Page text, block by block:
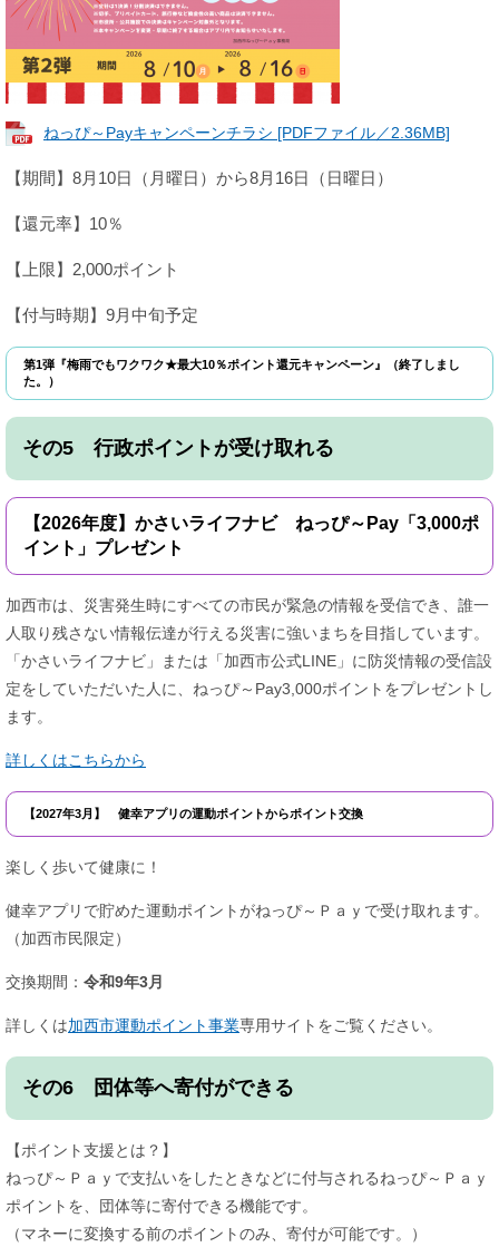
ねっぴ～Payキャンペーンチラシ [PDFファイル／2.36MB]
【期間】8月10日（月曜日）から8月16日（日曜日）
【還元率】10％
【上限】2,000ポイント
【付与時期】9月中旬予定
第1弾『梅雨でもワクワク★最大10％ポイント還元キャンペーン』（終了しまし
た。）
その5 行政ポイントが受け取れる
【2026年度】かさいライフナビ ねっぴ～Pay「3,000ポ
イント」プレゼント
​加西市は、災害発生時にすべての市民が緊急の情報を受信でき、誰一
人取り残さない情報伝達が行える災害に強いまちを目指しています。
「かさいライフナビ」または「加西市公式LINE」に防災情報の受信設
定をしていただいた人に、ねっぴ～Pay3,000ポイントをプレゼントし
ます。​
詳しくはこちらから
【2027年3月】 健幸アプリの運動ポイントからポイント交換
楽しく歩いて健康に！
健幸アプリで貯めた運動ポイントがねっぴ～Ｐａｙで受け取れます。
（加西市民限定）
交換期間： 令和9年3月​
詳しくは加西市運動ポイント事業専用サイトをご覧ください。
その6 団体等へ寄付ができる
【ポイント支援とは？】
ねっぴ～Ｐａｙで支払いをしたときなどに付与されるねっぴ～Ｐａｙ
ポイントを、団体等に寄付できる機能です。
（マネーに変換する前のポイントのみ、寄付が可能です。）